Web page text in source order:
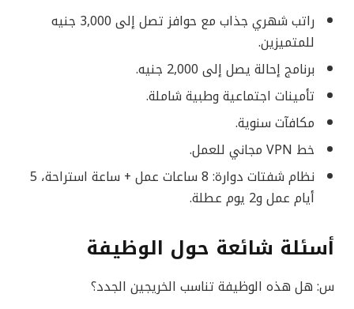
راتب شهري جذاب مع حوافز تصل إلى 3,000 جنيه
للمتميزين.
برنامج إحالة يصل إلى 2,000 جنيه.
تأمينات اجتماعية وطبية شاملة.
مكافآت سنوية.
خط VPN مجاني للعمل.
نظام شفتات دوارة: 8 ساعات عمل + ساعة استراحة، 5
أيام عمل و2 يوم عطلة.
أسئلة شائعة حول الوظيفة
س: هل هذه الوظيفة تناسب الخريجين الجدد؟